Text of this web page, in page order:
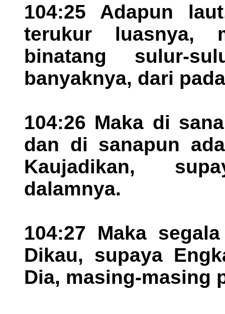
104:25 Adapun
terukur luasnya,
binatang sulur-
banyaknya, dari
104:26 Maka di
dan di sanapun
Kaujadikan,
dalamnya.
104:27 Maka
Dikau, supaya
Dia, masing-masing